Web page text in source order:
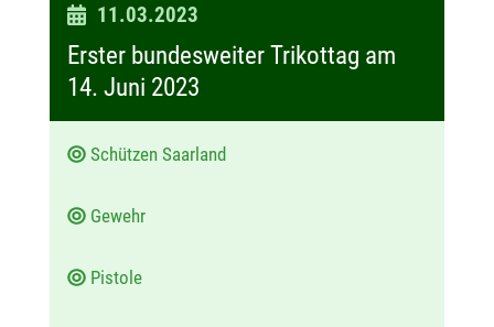
D
a
:
11.03.2023
Erster bundesweiter Trikottag am
14. Juni 2023
Schützen Saarland
Gewehr
Pistole